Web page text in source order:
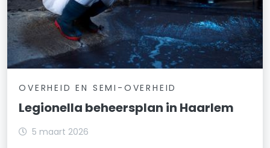
OVERHEID EN SEMI-OVERHEID
Legionella beheersplan in Haarlem
5 maart 2026